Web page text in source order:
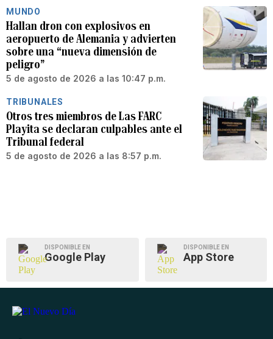
MUNDO
Hallan dron con explosivos en
aeropuerto de Alemania y advierten
sobre una “nueva dimensión de
peligro”
5 de agosto de 2026 a las 10:47 p.m.
TRIBUNALES
Otros tres miembros de Las FARC
Playita se declaran culpables ante el
Tribunal federal
5 de agosto de 2026 a las 8:57 p.m.
DISPONIBLE EN
Google Play
DISPONIBLE EN
App Store